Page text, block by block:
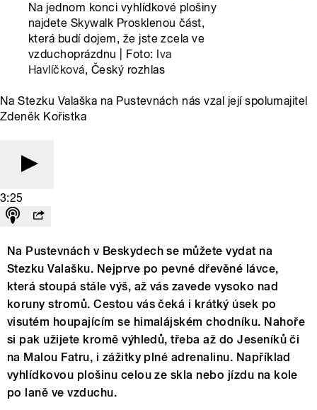
Na jednom konci vyhlídkové plošiny
najdete Skywalk Prosklenou část,
která budí dojem, že jste zcela ve
vzduchoprázdnu | Foto: Iva
Havlíčková, Český rozhlas
Na Stezku Valaška na Pustevnách nás vzal její spolumajitel
Zdeněk Kořistka
3:25
Na Pustevnách v Beskydech se můžete vydat na
Stezku Valašku. Nejprve po pevné dřevěné lávce,
která stoupá stále výš, až vás zavede vysoko nad
koruny stromů. Cestou vás čeká i krátký úsek po
visutém houpajícím se himalájském chodníku. Nahoře
si pak užijete kromě výhledů, třeba až do Jeseníků či
na Malou Fatru, i zážitky plné adrenalinu. Například
vyhlídkovou plošinu celou ze skla nebo jízdu na kole
po laně ve vzduchu.